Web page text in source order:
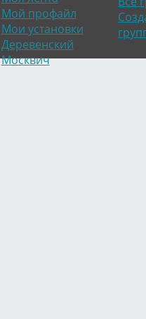
Мой профайл
Мои установки
Деревенский
Москвич